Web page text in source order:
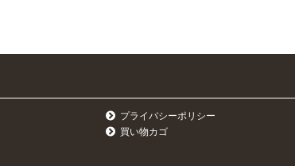
プライバシーポリシー
買い物カゴ